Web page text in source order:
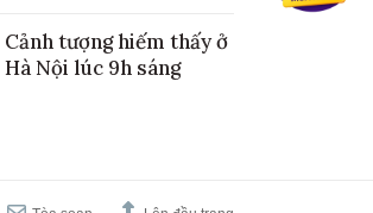
Cảnh tượng hiếm thấy ở
Hà Nội lúc 9h sáng